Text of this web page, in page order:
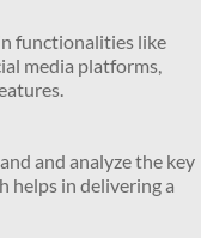
functionalities like
media platforms,
and analyze the key
helps in delivering a